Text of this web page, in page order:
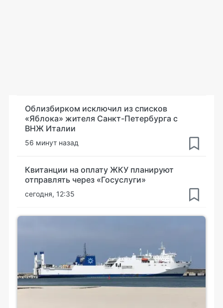
Облизбирком исключил из списков
«Яблока» жителя Санкт-Петербурга с
ВНЖ Италии
56 минут назад
Квитанции на оплату ЖКУ планируют
отправлять через «Госуслуги»
сегодня, 12:35